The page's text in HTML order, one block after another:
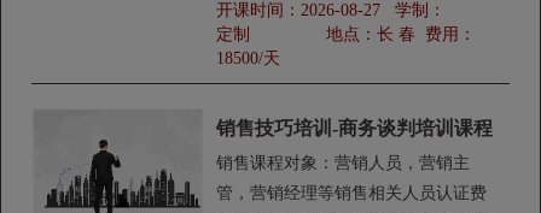
开课时间： 2026-08-27学制：
定制
地点： 长 春 费用：
18500/天
销售技巧培训-商务谈判培训课程
销售课程对象：营销人员，营销主
管，营销经理等销售相关人员认证费